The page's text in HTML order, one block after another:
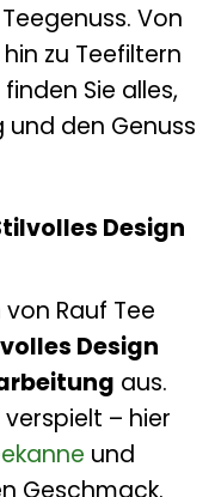
Von
zu Teefiltern
Sie alles,
und den Genuss
Design
Rauf Tee
Design
aus.
– hier
und